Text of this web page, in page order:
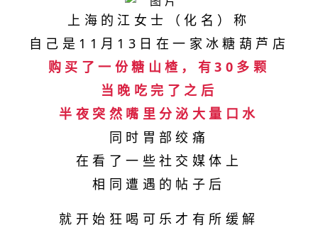
上海的江女士（化名）称
自己是11月13日在一家冰糖葫芦店
购买了一份糖山楂，有30多颗
当晚吃完了之后
半夜突然嘴里分泌大量口水
同时胃部绞痛
在看了一些社交媒体上
相同遭遇的帖子后
就开始狂喝可乐才 有所缓解